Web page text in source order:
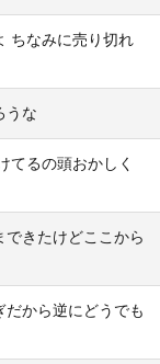
ちなみに売り切れ
うな
てるの頭おかしく
きたけどここから
だから逆にどうでも